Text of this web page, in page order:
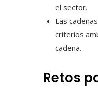
el sector.
Las
criterios
cadena.
Retos